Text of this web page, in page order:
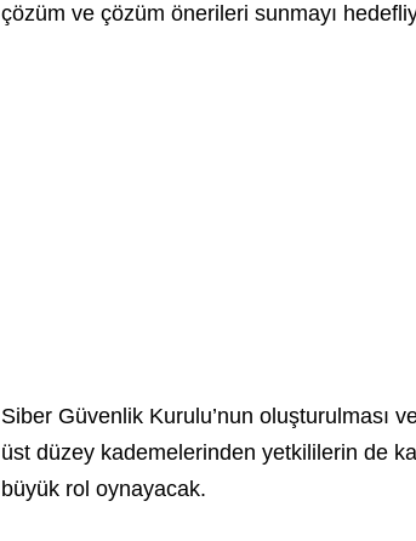
çözüm ve çözüm önerileri sunmayı
Siber Güvenlik Kurulu’nun oluşturulması
üst düzey kademelerinden yetkililerin de
büyük rol oynayacak.